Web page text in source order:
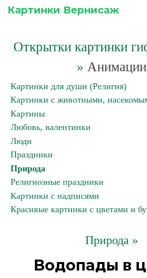
Картинки Вернисаж
Открытки картинки
» Анимации
Картинки для души (Религия)
Картинки с животными,
Картины
Любовь, валентинки
Люди
Праздники
Природа
Религиозные праздники
Картинки с надписями
Красивые картинки с цветами и
Природа »
Водопады в